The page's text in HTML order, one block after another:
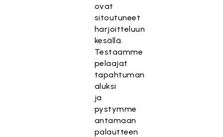
ovat
sitoutuneet
harjoitteluun
kesällä.
Testaamme
pelaajat
tapahtuman
aluksi
ja
pystymme
antamaan
palautteen